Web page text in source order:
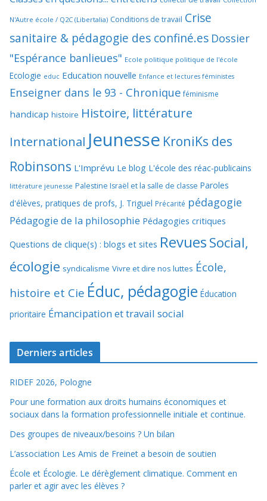
N'Autre école / Q2C (Libertalia) Conditions de travail Crise
sanitaire & pédagogie des confiné.es Dossier
"Espérance banlieues" Ecole politique politique de l'école
Ecologie educ Education nouvelle Enfance et lectures féministes
Enseigner dans le 93 - Chronique féminisme
handicap histoire Histoire, littérature
International Jeunesse KroniKs des
Robinsons L'Imprévu Le blog L'école des réac-publicains
littérature jeunesse Palestine Israël et la salle de classe Paroles
d'élèves, pratiques de profs, J. Triguel Précarité pédagogie
Pédagogie de la philosophie Pédagogies critiques
Questions de clique(s) : blogs et sites RevuesSocial,
écologie syndicalisme Vivre et dire nos luttes École,
histoire et Cie Éduc, pédagogie Éducation
prioritaire Émancipation et travail social
Derniers articles
RIDEF 2026, Pologne
Pour une formation aux droits humains économiques et
sociaux dans la formation professionnelle initiale et continue.
Des groupes de niveaux/besoins ? Un bilan
L’association Les Amis de Freinet a besoin de soutien
École et Écologie. Le dérèglement climatique. Comment en
parler et agir avec les élèves ?